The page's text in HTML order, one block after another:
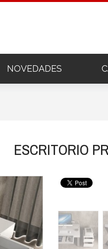
NOVEDADES
ESCRITORIO